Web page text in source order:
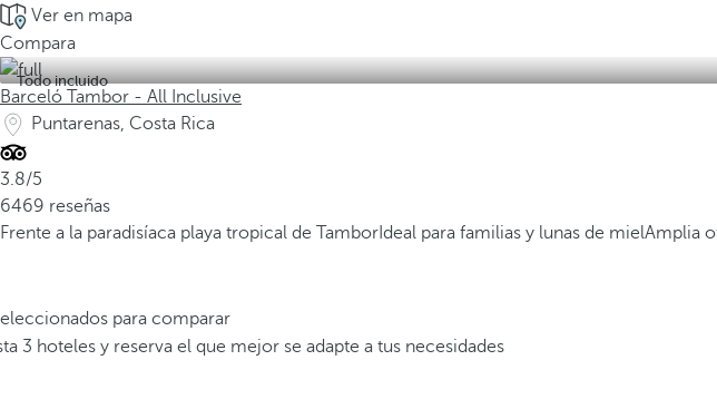
Ver en mapa
Compara
Todo incluido
Barceló Tambor - All Inclusive
Puntarenas, Costa Rica
3.8/5
6469 reseñas
Frente a la paradisíaca playa tropical de Tambor Ideal para familias y lunas de mielAmplia
para comparar
3 hoteles y reserva el que mejor se adapte a tus necesidades